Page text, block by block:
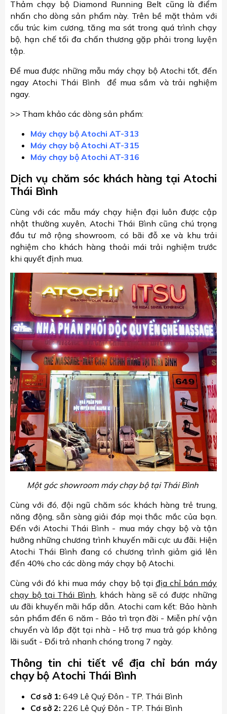
Thảm chạy bộ Diamond Running Belt cũng là điểm
nhấn cho dòng sản phẩm này. Trên bề mặt thảm với
cấu trúc kim cương, tăng ma sát trong quá trình chạy
bộ, hạn chế tối đa chấn thương gặp phải trong luyện
tập.
Để mua được những mẫu máy chạy bộ Atochi tốt, đến
ngay Atochi Thái Bình để mua sắm và trải nghiệm
ngay.
>> Tham khảo các dòng sản phẩm:
Máy chạy bộ Atochi AT-313
Máy chạy bộ Atochi AT-315
Máy chạy bộ Atochi AT-316
Dịch vụ chăm sóc khách hàng tại Atochi
Thái Bình
Cùng với các mẫu máy chạy hiện đại luôn được cập
nhật thường xuyên, Atochi Thái Bình cũng chú trọng
đầu tư mở rộng showroom, có bãi đỗ xe và khu trải
nghiệm cho khách hàng thoải mái trải nghiệm trước
khi quyết định mua.
Một góc showroom máy chạy bộ tại Thái Bình
Cùng với đó, đội ngũ chăm sóc khách hàng trẻ trung,
năng động, sẵn sàng giải đáp mọi thắc mắc của bạn.
Đến với Atochi Thái Bình - mua máy chạy bộ và tận
hưởng những chương trình khuyến mãi cực ưu đãi. Hiện
Atochi Thái Bình đang có chương trình giảm giá lên
đến 40% cho các dòng máy chạy bộ Atochi.
Cùng với đó khi mua máy chạy bộ tại địa chỉ bán máy
chạy bộ tại Thái Bình, khách hàng sẽ có được những
ưu đãi khuyến mãi hấp dẫn. Atochi cam kết: Bảo hành
sản phẩm đến 6 năm - Bảo trì trọn đời - Miễn phí vận
chuyển và lắp đặt tại nhà - Hỗ trợ mua trả góp không
lãi suất - Đổi trả nhanh chóng trong 7 ngày.
Thông tin chi tiết về địa chỉ bán máy
chạy bộ Atochi Thái Bình
Cơ sở 1: 649 Lê Quý Đôn - TP. Thái Bình
Cơ sở 2: 226 Lê Quý Đôn - TP. Thái Bình